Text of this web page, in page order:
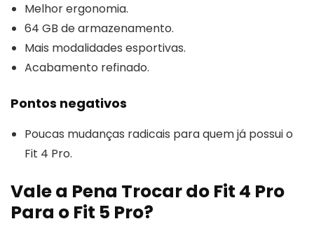
Melhor ergonomia.
64 GB de armazenamento.
Mais modalidades esportivas.
Acabamento refinado.
Pontos negativos
Poucas mudanças radicais para quem já possui o
Fit 4 Pro.
Vale a Pena Trocar do Fit 4 Pro
Para o Fit 5 Pro?